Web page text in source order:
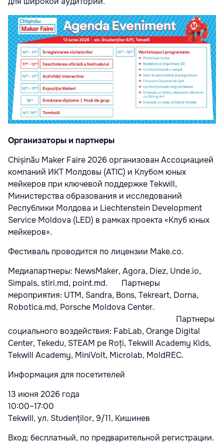
Организаторы и партнеры
Chișinău Maker Faire 2026 организован Ассоциацией
компаний ИКТ Молдовы (ATIC) и Клубом юных
мейкеров при ключевой поддержке Tekwill,
Министерства образования и исследований
Республики Молдова и Liechtenstein Development
Service Moldova (LED) в рамках проекта «Клуб юных
мейкеров».
Фестиваль проводится по лицензии Make.co.
Медиапартнеры: NewsMaker, Agora, Diez, Unde.io,
Simpals, stiri.md, point.md. Партнеры
мероприятия: UTM, Sandra, Bons, Tekreart, Dorna,
Robotica.md, Porsche Moldova Center.
Партнеры
социального воздействия: FabLab, Orange Digital
Center, Tekedu, STEAM pe Roți, Tekwill Academy Kids,
Tekwill Academy, MiniVolt, Microlab, MoldREC.
Информация для посетителей
13 июня 2026 года
10:00–17:00
Tekwill, ул. Studenților, 9/11, Кишинев
Вход: бесплатный, по предварительной регистрации.